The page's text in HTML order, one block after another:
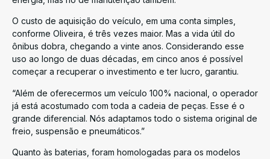
O custo de aquisição do veículo, em uma conta simples,
conforme Oliveira, é três vezes maior. Mas a vida útil do
ônibus dobra, chegando a vinte anos. Considerando esse
uso ao longo de duas décadas, em cinco anos é possível
começar a recuperar o investimento e ter lucro, garantiu.
“Além de oferecermos um veículo 100% nacional, o operador
já está acostumado com toda a cadeia de peças. Esse é o
grande diferencial. Nós adaptamos todo o sistema original de
freio, suspensão e pneumáticos.”
Quanto às baterias, foram homologadas para os modelos